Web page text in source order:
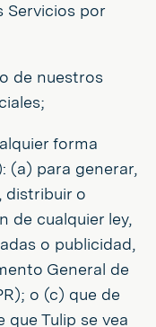
Servicios por
de nuestros
forma
(a) para generar,
distribuir o
de cualquier ley,
o publicidad,
General de
o (c) que de
que Tulip se vea